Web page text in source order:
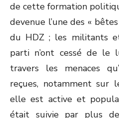
de cette formation
devenue l’une des «
du HDZ ; les militants
parti n’ont cessé de le
travers les menaces
reçues, notamment sur
elle est active et
était suivie par plus